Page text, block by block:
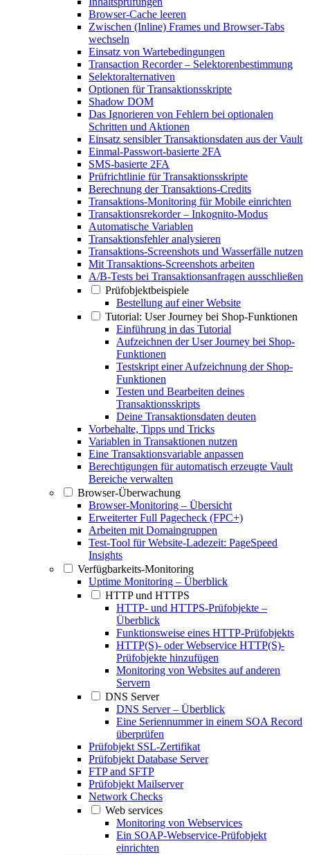
Browser-Cache leeren
Zwischen (Inline) Frames und Browser-Tabs
wechseln
Einsatz von Wartebedingungen
Transaction Recorder – Selektorenbestimmung
Selektoralternativen
Optionen für Transaktionsskripte
Shadow DOM
Das Ignorieren von Fehlern bei optionalen
Schritten und Aktionen
Einsatz sensibler Transaktionsdaten aus der Vault
Einmal-Passwort-basierte 2FA
SMS-basierte 2FA
Prüfrichtlinie für Transaktionsskripte
Berechnung der Transaktions-Credits
Transaktions-Monitoring für Mobile einrichten
Transaktionsrekorder – Inkognito-Modus
Automatische Variablen
Transaktionsfehler analysieren
Transaktions-Screenshots und Wasserfälle nutzen
Mit Transaktions-Screenshots arbeiten
A/B-Tests bei Transaktionsanfragen ausschließen
Prüfobjektbeispiele
Bestellung auf einer Website
Tutorial: User Journey bei Shop-Funktionen
Einführung in das Tutorial
Aufzeichnen der User Journey bei Shop-
Funktionen
Testskript einer Aufzeichnung der Shop-
Funktionen
Testen und Bearbeiten deines
Transaktionsskripts
Deine Transaktionsdaten deuten
Vorbehalte, Tipps und Tricks
Variablen in Transaktionen nutzen
Eine Transaktionsvariable anpassen
Berechtigungen für automatisch erzeugte Vault
Bereiche verwalten
Browser-Überwachung
Browser-Monitoring – Übersicht
Erweiterter Full Pagecheck (FPC+)
Arbeiten mit Domaingruppen
Test-Tool für Website-Ladezeit: PageSpeed
Insights
Verfügbarkeits-Monitoring
Uptime Monitoring – Überblick
HTTP und HTTPS
HTTP- und HTTPS-Prüfobjekte –
Überblick
Funktionsweise eines HTTP-Prüfobjekts
HTTP(S)- oder Webservice HTTP(S)-
Prüfobjekte hinzufügen
Monitoring von Websites auf anderen
Servern
DNS Server
DNS Server – Überblick
Eine Seriennummer in einem SOA Record
überprüfen
Prüfobjekt SSL-Zertifikat
Prüfobjekt Database Server
FTP and SFTP
Prüfobjekt Mailserver
Network Checks
Web services
Monitoring von Webservices
Ein SOAP-Webservice-Prüfobjekt
einrichten